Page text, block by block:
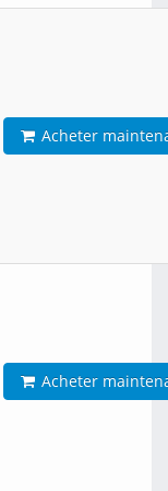
Acheter
Acheter